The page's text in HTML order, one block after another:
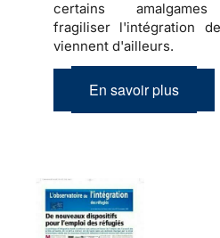
certains
fragiliser l'intégration
viennent d'ailleurs.
En savoir plus